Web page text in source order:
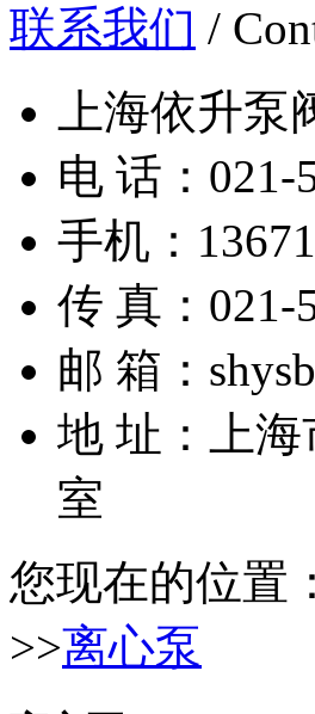
联系我们 /
上海依升
电 话：021-
手机：
传 真：021-
邮 箱：
地 址：上海
室
您现在的位置：
>>离心泵